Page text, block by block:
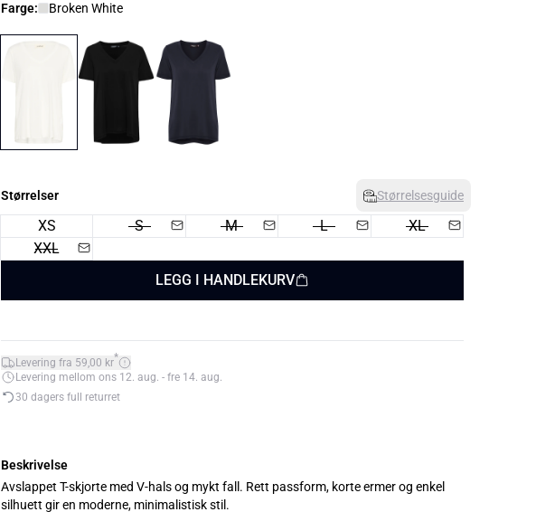
Farge: Broken White
Størrelser Størrelsesguide
XS S M L
XL
XXL
LEGG I HANDLEKURV
Levering fra 59,00 kr*
Levering mellom ons 12. aug. - fre 14. aug.
30 dagers full returret
Beskrivelse
Avslappet T-skjorte med V-hals og mykt fall. Rett passform, korte ermer og enkel
silhuett gir en moderne, minimalistisk stil.